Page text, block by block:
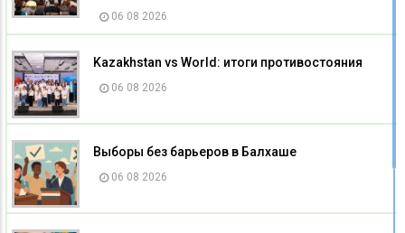
06 08 2026
Kazakhstan vs World: итоги противостояния
06 08 2026
Выборы без барьеров в Балхаше
06 08 2026